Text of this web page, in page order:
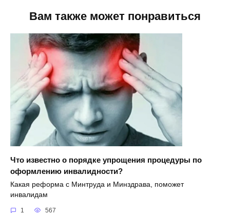
Вам также может понравиться
Что известно о порядке упрощения процедуры по
оформлению инвалидности?
Какая реформа с Минтруда и Минздрава, поможет
инвалидам
1 567